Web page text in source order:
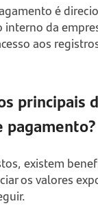
é
da
aos
principais
pagamento?
existem
os valores